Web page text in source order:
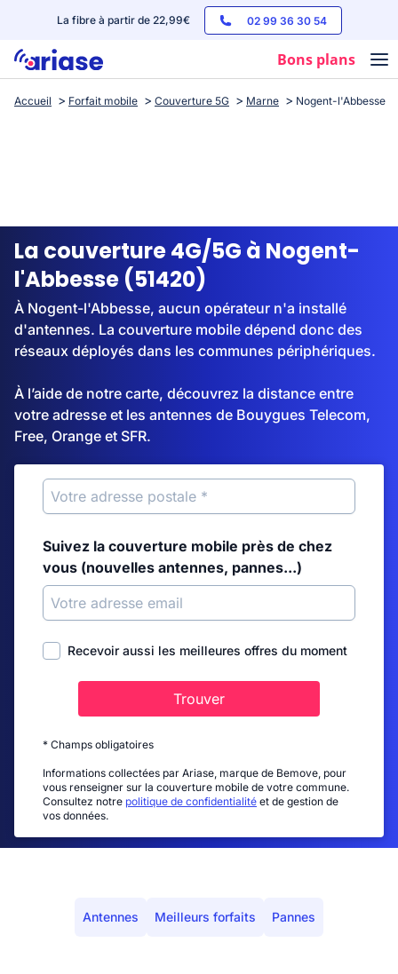
La fibre à partir de 22,99€ 02 99 36 30 54
Bons plans
Box internet
Streaming
Accueil Forfait mobile Couverture 5G Marne Nogent-l'Abbesse
La couverture 4G/5G à Nogent-
l'Abbesse (51420)
À Nogent-l'Abbesse, aucun opérateur n'a installé
d'antennes. La couverture mobile dépend donc des
réseaux déployés dans les communes périphériques.
À l’aide de notre carte, découvrez la distance entre
votre adresse et les antennes de Bouygues Telecom,
Free, Orange et SFR.
Suivez la couverture mobile près de chez
vous (nouvelles antennes, pannes...)
Recevoir aussi les meilleures offres du moment
Trouver
* Champs obligatoires
Informations collectées par Ariase, marque de Bemove, pour
vous renseigner sur la couverture mobile de votre commune.
Consultez notre politique de confidentialité et de gestion de
vos données.
Antennes Meilleurs forfaits Pannes